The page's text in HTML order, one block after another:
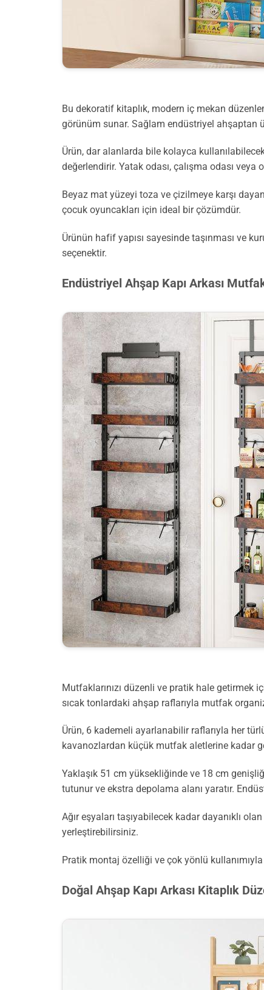
Bu dekoratif kitaplık, modern iç mekan
görünüm sunar. Sağlam endüstriyel ahşaptan
Ürün, dar alanlarda bile kolayca
değerlendirir. Yatak odası, çalışma odası
Beyaz mat yüzeyi toza ve çizilmeye karşı
çocuk oyuncakları için ideal bir çözümdür.
Ürünün hafif yapısı sayesinde taşınması ve
seçenektir.
Endüstriyel Ahşap Kapı Arkası
Mutfaklarınızı düzenli ve pratik hale getirmek
sıcak tonlardaki ahşap raflarıyla mutfak
Ürün, 6 kademeli ayarlanabilir raflarıyla her
kavanozlardan küçük mutfak aletlerine kadar
Yaklaşık 51 cm yüksekliğinde ve 18 cm
tutunur ve ekstra depolama alanı yaratır.
Ağır eşyaları taşıyabilecek kadar dayanıklı
yerleştirebilirsiniz.
Pratik montaj özelliği ve çok yönlü
Doğal Ahşap Kapı Arkası Kitaplık